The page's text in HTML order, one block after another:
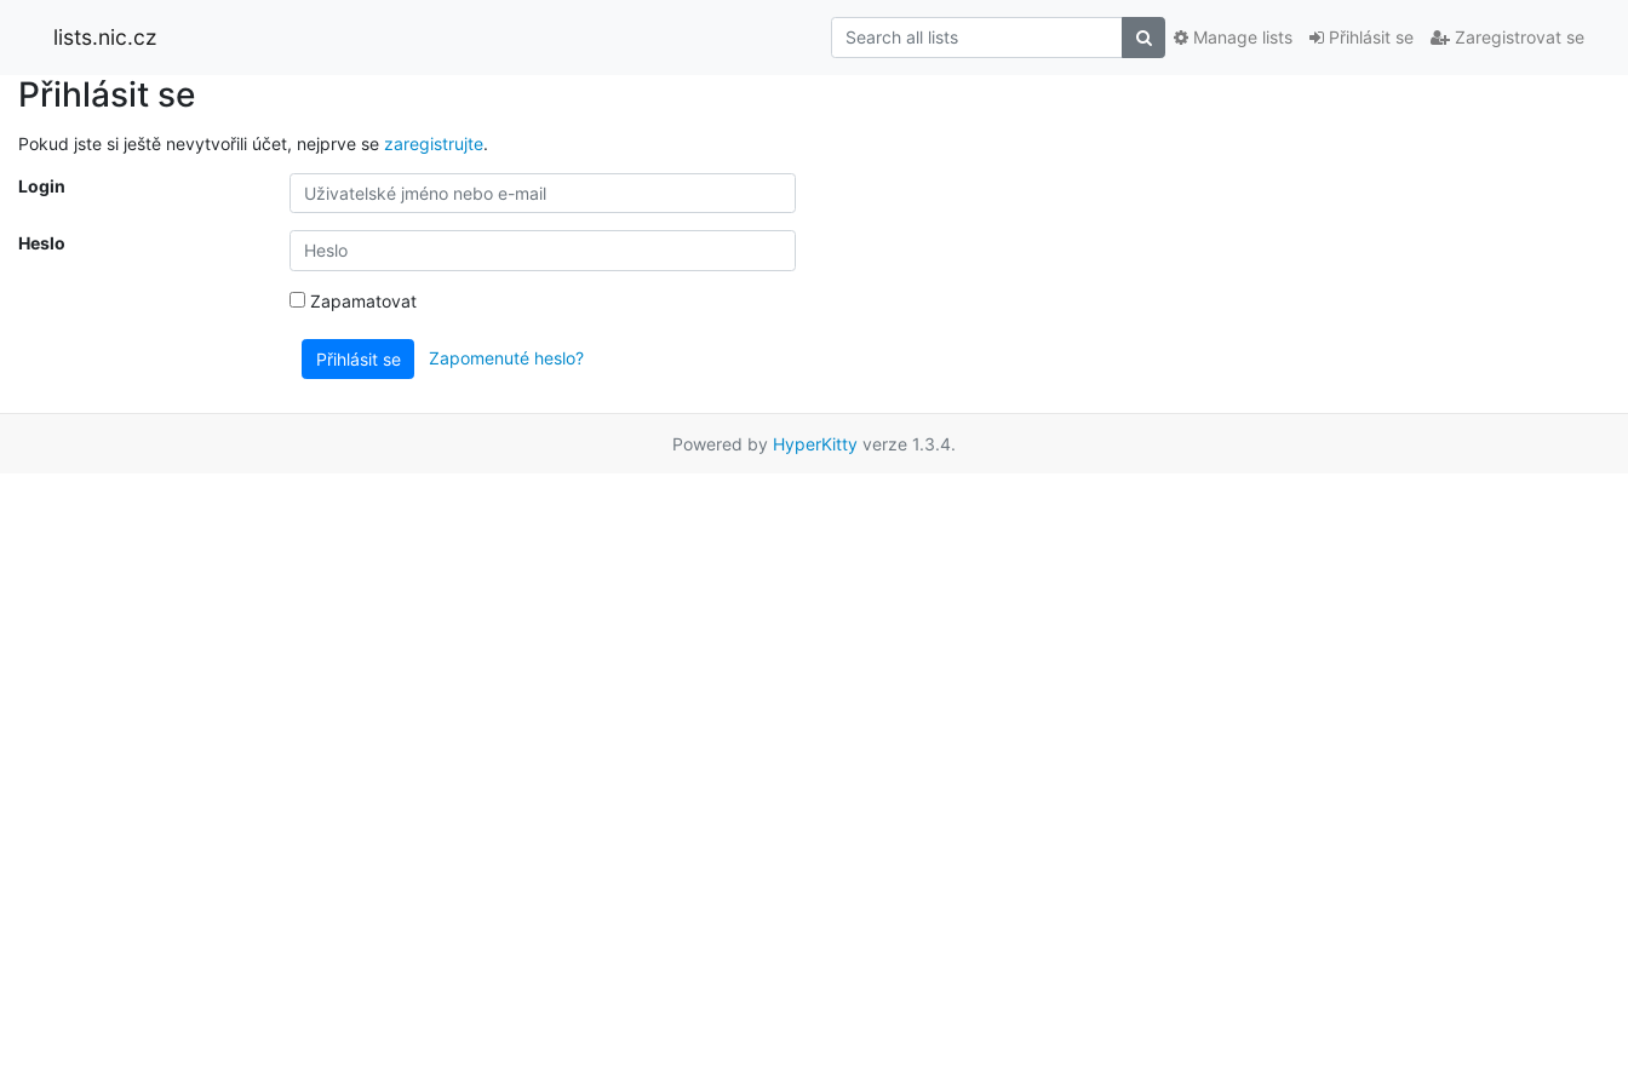
lists.nic.cz Přihlásit se Zaregistrovat se
Manage lists
Přihlásit se
Pokud jste si ještě nevytvořili účet, nejprve se zaregistrujte.
Login
Heslo
Zapamatovat
Přihlásit se Zapomenuté heslo?
Powered by HyperKitty verze 1.3.4.